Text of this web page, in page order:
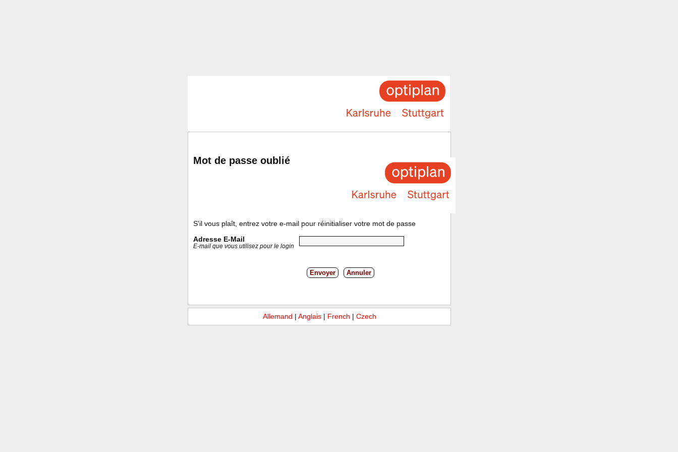
Mot de passe oublié
S'il vous plaît, entrez votre e-mail pour réinitialiser votre mot de passe
Adresse E-Mail
E-mail que vous utilisez pour le login
Envoyer Annuler
Allemand Anglais| French Czech